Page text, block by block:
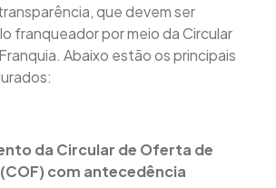
que devem ser
franqueador por meio da Circular
Abaixo estão os principais
da Circular de Oferta de
com antecedência